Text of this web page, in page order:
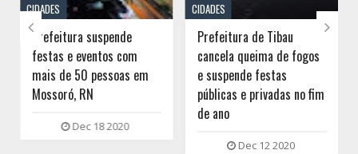
CIDADES
Prefeitura suspende
festas e eventos com
mais de 50 pessoas em
Mossoró, RN
Dec 18 2020
CIDADES
Prefeitura de Tibau
cancela queima de fogos
e suspende festas
públicas e privadas no fim
de ano
Dec 12 2020

